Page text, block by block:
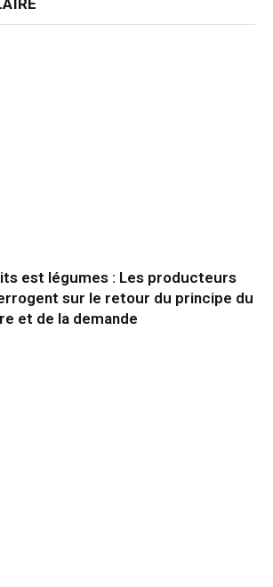
est légumes : Les producteurs
sur le retour du principe du
et de la demande